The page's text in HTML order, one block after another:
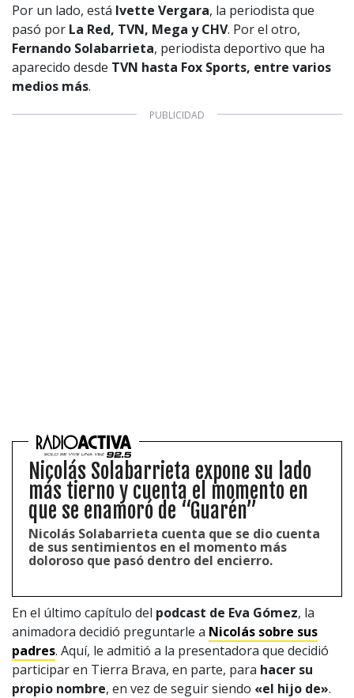
Por un lado, está Ivette Vergara, la periodista que
pasó por La Red, TVN, Mega y CHV. Por el otro,
Fernando Solabarrieta, periodista deportivo que ha
aparecido desde TVN hasta Fox Sports, entre varios
medios más.
Nicolás Solabarrieta expone su lado
más tierno y cuenta el momento en
que se enamoró de “Guarén”
Nicolás Solabarrieta cuenta que se dio cuenta
de sus sentimientos en el momento más
doloroso que pasó dentro del encierro.
En el último capítulo del podcast de Eva Gómez, la
animadora decidió preguntarle a Nicolás sobre sus
padres. Aquí, le admitió a la presentadora que decidió
participar en Tierra Brava, en parte, para hacer su
propio nombre, en vez de seguir siendo «el hijo de».